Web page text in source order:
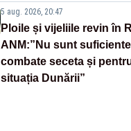
5 aug. 2026, 20:47
Ploile și vijeliile revin în
ANM:”Nu sunt
combate seceta și
situația Dunării”